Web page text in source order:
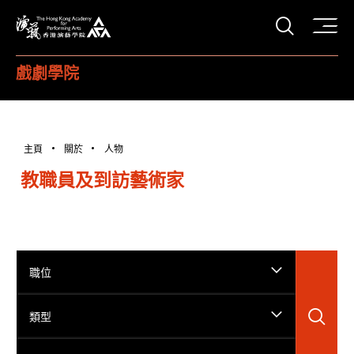
打開
戲劇學院
主頁 關於 人物
教職員及到訪藝術家
職位
類型